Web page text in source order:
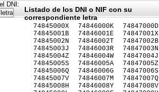
DNI:
Listado de los DNI o NIF con su
correspondiente letra
74845000X
74845001B
74845002N
74845003J
74845004Z
74845005S
74845006Q
74845007V
74845008H
74846000K
74846001E
74846002T
74846003R
74846004W
74846005A
74846006G
74846007M
74846008Y
74847000D
74847001X
74847002B
74847003N
74847004J
74847005Z
74847006S
74847007Q
74847008V